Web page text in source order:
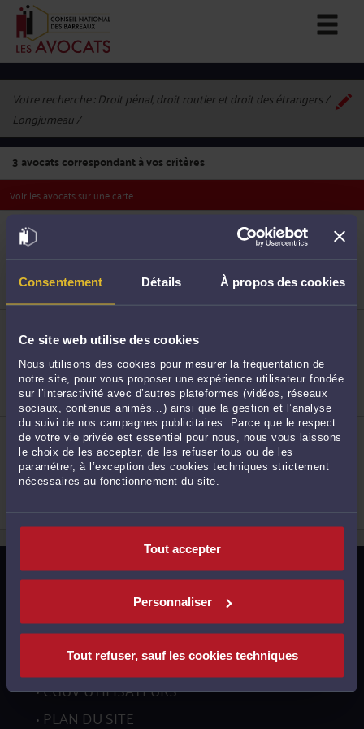
Consentement Détails À propos des cookies
Ce site web utilise des cookies
Nous utilisons des cookies pour mesurer la fréquentation de
notre site, pour vous proposer une expérience utilisateur fondée
sur l’interactivité avec d’autres plateformes (vidéos, réseaux
sociaux, contenus animés…) ainsi que la gestion et l’analyse
du suivi de nos campagnes publicitaires. Parce que le respect
de votre vie privée est essentiel pour nous, nous vous laissons
le choix de les accepter, de les refuser tous ou de les
paramétrer, à l’exception des cookies techniques strictement
nécessaires au fonctionnement du site.
Tout accepter
Personnaliser
Tout refuser, sauf les cookies techniques
Votre recherche :Droit pénal, droit routier et droit des étrangers /
Longjumeau
3avocats correspondant à vos critères
Voir les avocats sur une carte
1
21 Avenue du Général de Gaulle 91160 LONGJUMEAU
Droit pénal
Droit de la famille, des personnes et de leur
patrimoine
Droit du travail
2
16 Rue des Ecoles 91160 LONGJUMEAU
Accepte les consultations vidéo
Droit pénal
Droit des étrangers et de la nationalité
Droit public
ME LINDA NOTOMISTA
5 Rue de l'Hôtel des Postes 91160 LONGJUMEAU
Accepte les consultations vidéo
Droit pénal
Droit de la famille, des personnes et de leur
Procédure civile
MENTIONS LÉGALES
POLITIQUE DE CONFIDENTIALITÉ
POLITIQUE DES COOKIES
CGU AVOCATS
CGUV UTILISATEURS
PLAN DU SITE